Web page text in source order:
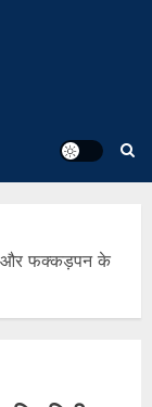
और फक्कड़पन के